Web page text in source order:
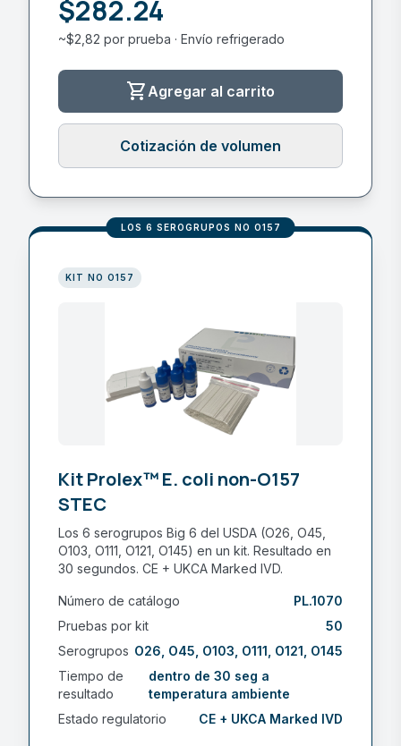
$282.24
~$2,82 por prueba · Envío refrigerado
shopping_cartAgregar al carrito
Cotización de volumen
LOS 6 SEROGRUPOS NO O157
KIT NO O157
Kit Prolex™ E. coli non-O157
STEC
Los 6 serogrupos Big 6 del USDA (O26, O45,
O103, O111, O121, O145) en un kit. Resultado en
30 segundos. CE + UKCA Marked IVD.
Número de catálogo
PL.1070
Pruebas por kit
50
Serogrupos O26, O45, O103, O111, O121, O145
Tiempo de
resultado
dentro de 30 seg a
temperatura ambiente
Estado regulatorio
CE + UKCA Marked IVD